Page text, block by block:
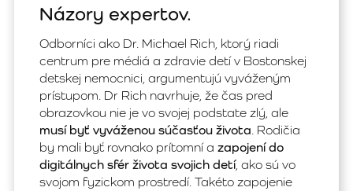
Názory expertov.
Odborníci ako Dr. Michael Rich, ktorý riadi
centrum pre médiá a zdravie detí v Bostonskej
detskej nemocnici, argumentujú vyváženým
prístupom. Dr Rich navrhuje, že čas pred
obrazovkou nie je vo svojej podstate zlý, ale
musí byť vyváženou súčasťou života. Rodičia
by mali byť rovnako prítomní a zapojení do
digitálnych sfér života svojich detí, ako sú vo
svojom fyzickom prostredí. Takéto zapojenie